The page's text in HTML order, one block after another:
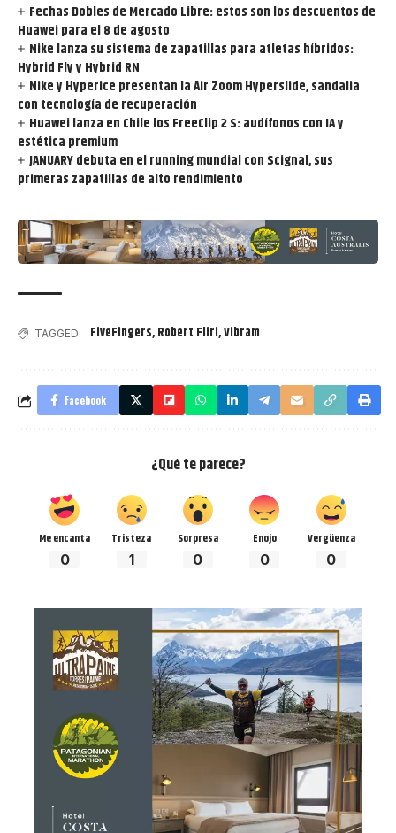
Fechas Dobles de Mercado Libre: estos son los descuentos de
Huawei para el 8 de agosto
Nike lanza su sistema de zapatillas para atletas híbridos:
Hybrid Fly y Hybrid RN
Nike y Hyperice presentan la Air Zoom Hyperslide, sandalia
con tecnología de recuperación
Huawei lanza en Chile los FreeClip 2 S: audífonos con IA y
estética premium
JANUARY debuta en el running mundial con Scignal, sus
primeras zapatillas de alto rendimiento
TAGGED: FiveFingers,Robert Fliri,Vibram
Facebook
¿Qué te parece?
Me encanta
0
Tristeza
1
Sorpresa
0
Enojo
0
Vergüenza
0